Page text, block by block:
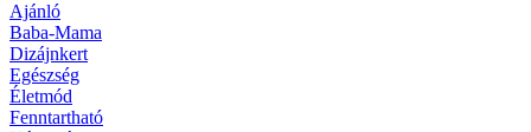
Ajánló
Baba-Mama
Dizájnkert
Egészség
Életmód
Fenntartható